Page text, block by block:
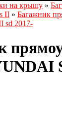
на крышу »
II » Багажник
sd 2017-